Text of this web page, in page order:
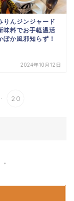
りんジンジャード
味料でお手軽温活
か風邪知らず！
2024年10月12日
20